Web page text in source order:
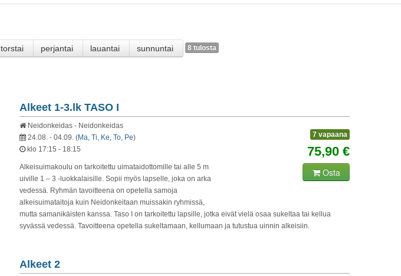
torstai perjantai lauantai sunnuntai 8 tulosta
Alkeet 1-3.lk TASO I
Neidonkeidas - Neidonkeidas
24.08. - 04.09. (Ma, Ti, Ke, To, Pe)
klo 17:15 - 18:15
Alkeisuimakoulu on tarkoitettu uimataidottomille tai alle 5 m
uiville 1 – 3 -luokkalaisille. Sopii myös lapselle, joka on arka
vedessä. Ryhmän tavoitteena on opetella samoja
alkeisuimataitoja kuin Neidonkeitaan muissakin ryhmissä,
mutta samanikäisten kanssa. Taso I on tarkoitettu lapsille, jotka eivät vielä osaa sukeltaa tai kellua
syvässä vedessä. Tavoitteena opetella sukeltamaan, kellumaan ja tutustua uinnin alkeisiin.
7 vapaana
75,90 €
Osta
Alkeet 2